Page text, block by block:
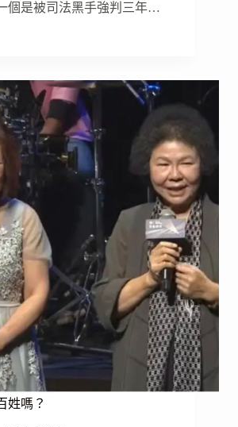
個是被司法黑手強判三年…
姓嗎？